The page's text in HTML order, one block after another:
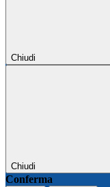
Chiudi
Chiudi
Conferma